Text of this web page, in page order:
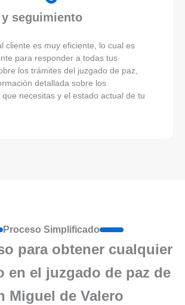
seguimiento
cliente es muy eficiente, lo cual es
para responder a todas tus
los trámites del juzgado de paz,
detallada sobre los
necesitas y el estado actual de tu
Proceso Simplificado
para obtener cualquier
en el juzgado de paz de
Miguel de Valero